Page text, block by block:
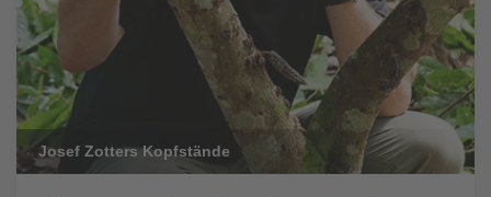
Josef Zotters Kopfstände